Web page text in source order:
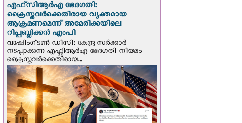
എഫ്‌സി‌ആര്‍‌എ ഭേദഗതി:
ക്രൈസ്തവർക്കെതിരായ വ്യക്തമായ
ആക്രമണമെന്ന് അമേരിക്കയിലെ
റിപ്പബ്ലിക്കൻ എംപി
വാഷിംഗ്ടണ്‍ ഡി‌സി: കേന്ദ്ര സർക്കാർ
നടപ്പാക്കുന്ന എഫ്സിആർഎ ഭേദഗതി നിയമം
ക്രൈസ്തവർക്കെതിരായ...